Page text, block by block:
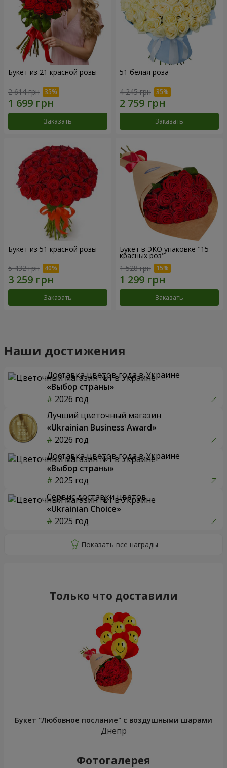
Букет из 21 красной розы
2 614 грн
Заказать
51 белая роза
4 245 грн
Заказать
Букет из 51 красной розы
5 432 грн
Заказать
Букет в ЭКО упаковке "15
красных роз"
1 528 грн
Заказать
Наши достижения
Доставка цветов года в Украине
«Выбор страны»
2026 год
Лучший цветочный магазин
«Ukrainian Business Award»
2026 год
Доставка цветов года в Украине
«Выбор страны»
2025 год
Сервис доставки цветов
«Ukrainian Choice»
2025 год
Только что доставили
Букет "Любовное послание" с воздушными шарами
Днепр
Фотогалерея